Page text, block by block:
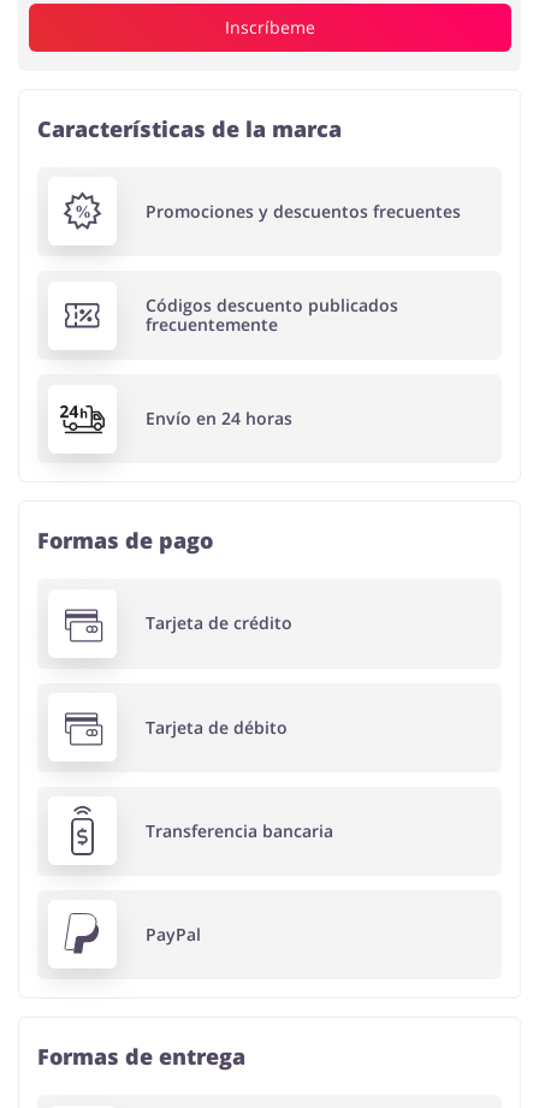
Inscríbeme
Características de la marca
Promociones y descuentos frecuentes
Códigos descuento publicados
frecuentemente
Envío en 24 horas
Formas de pago
Tarjeta de crédito
Tarjeta de débito
Transferencia bancaria
PayPal
Formas de entrega